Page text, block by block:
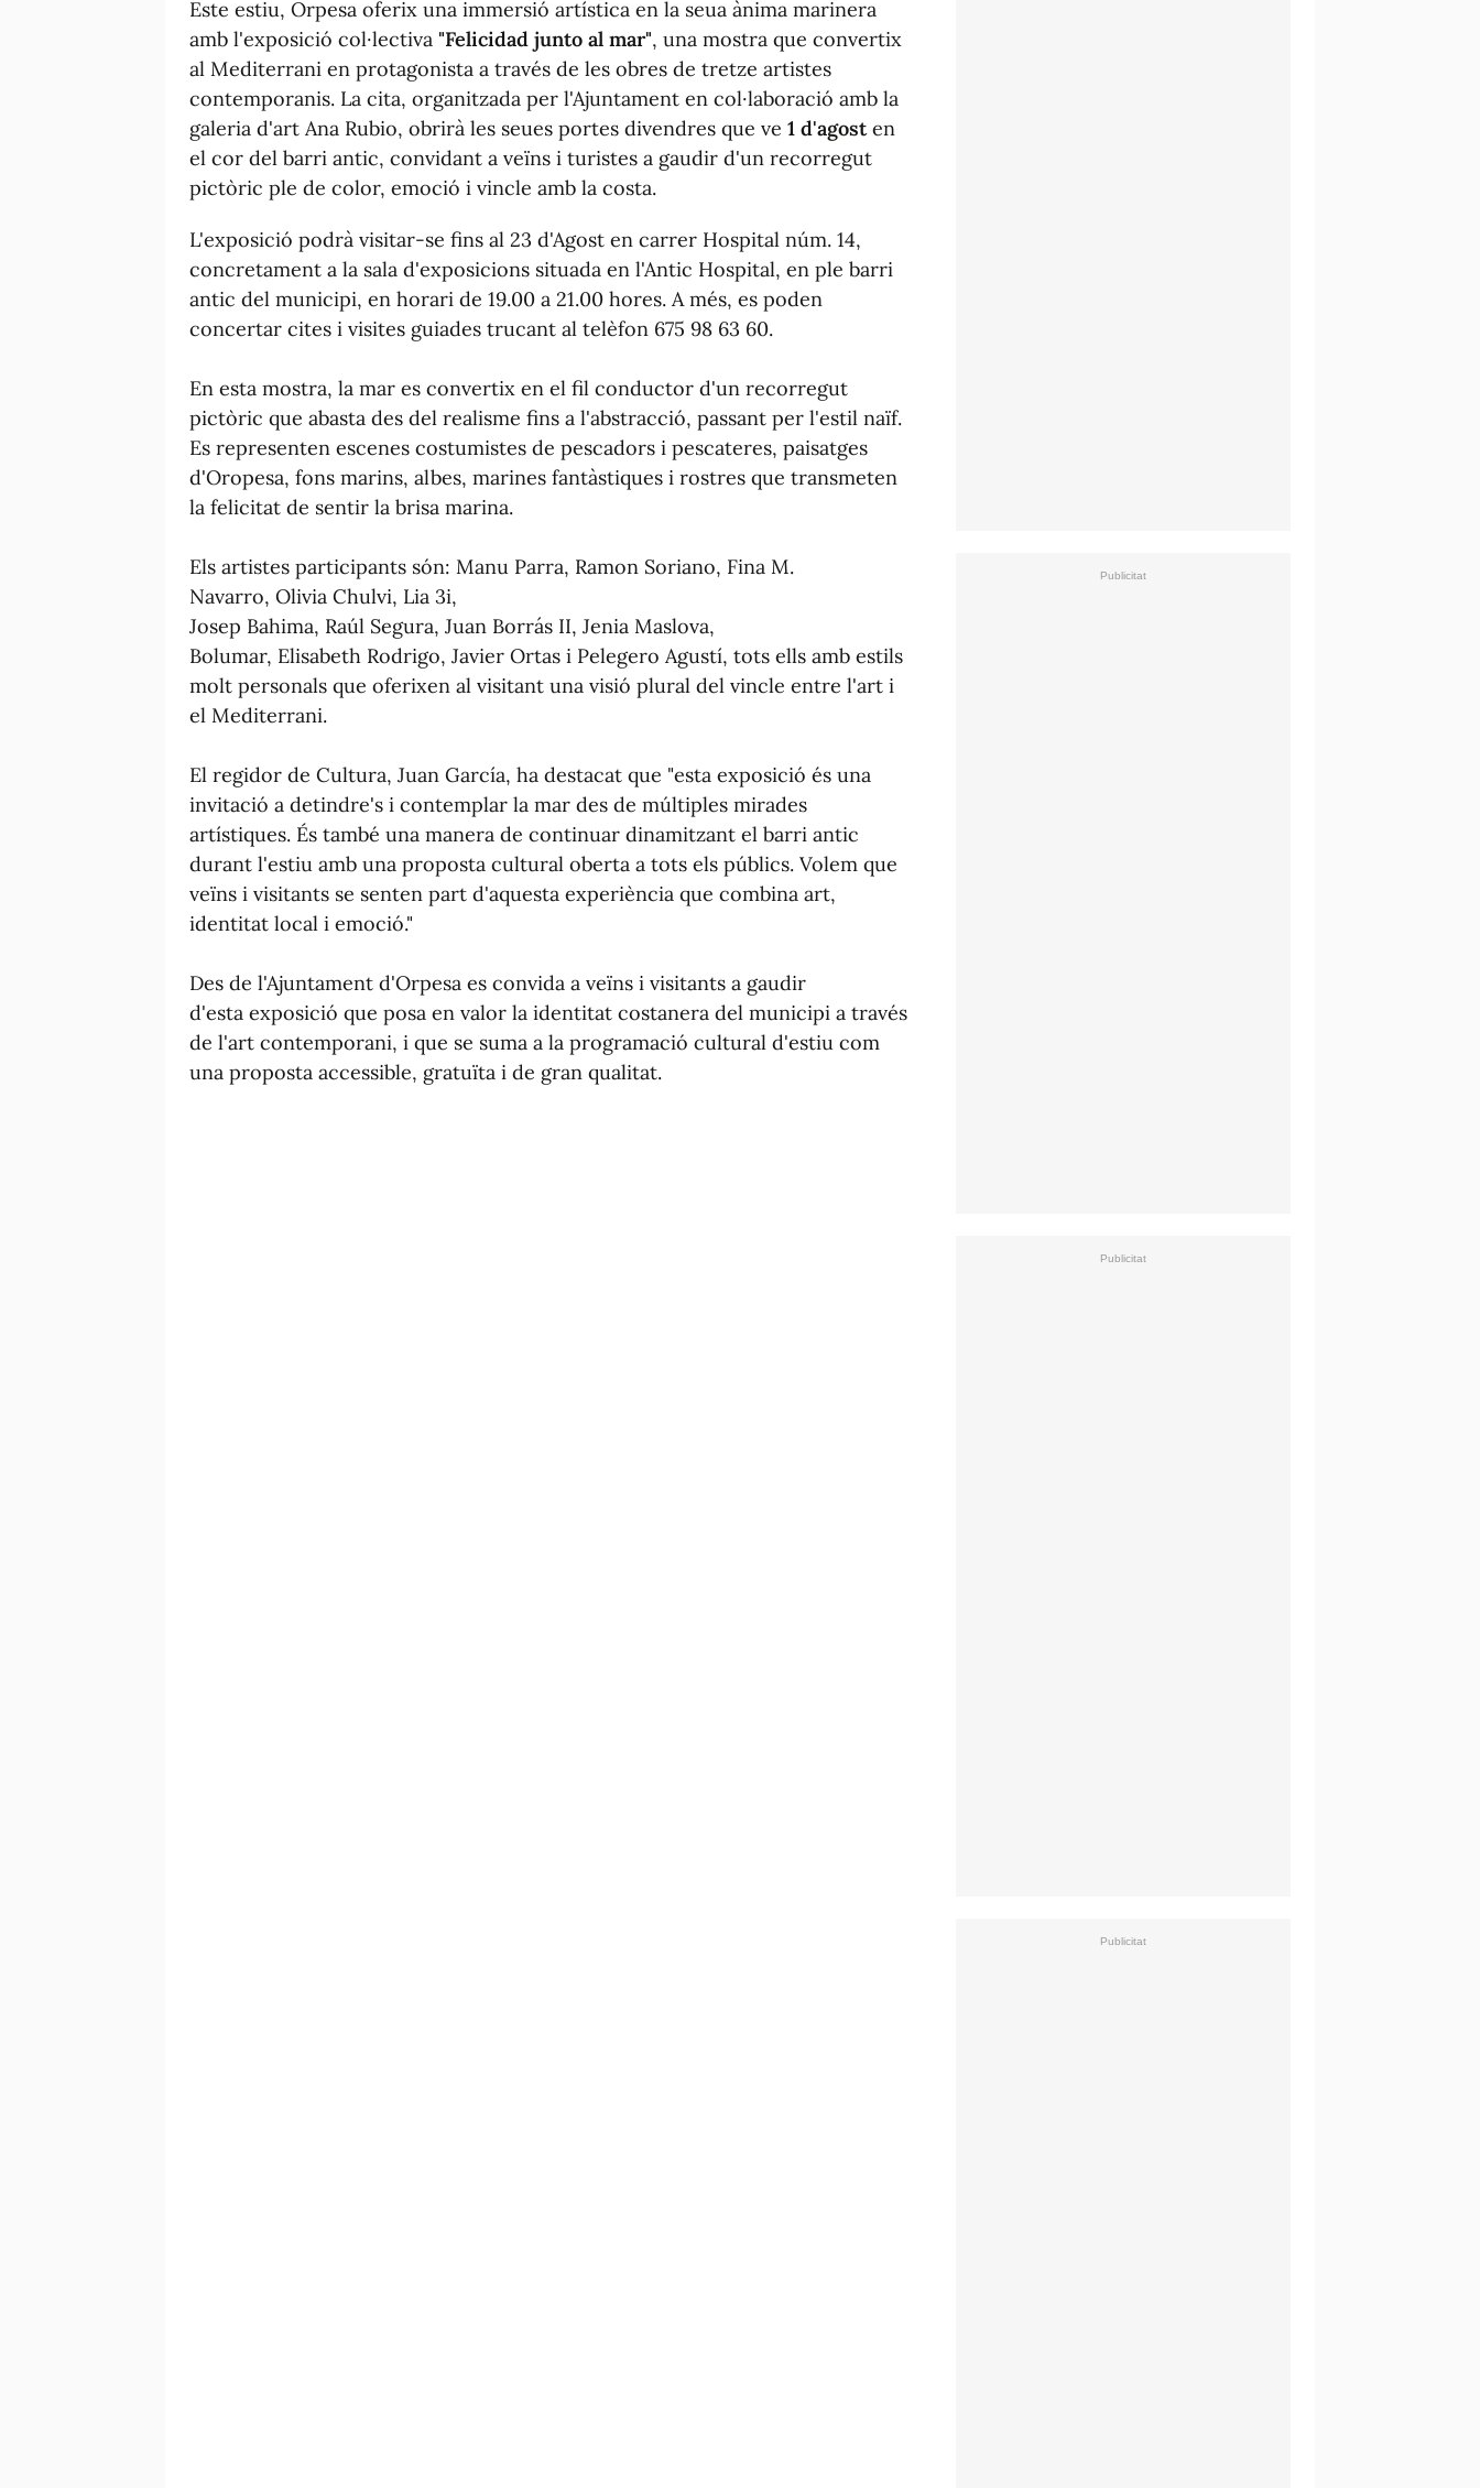
Este estiu, Orpesa oferix una immersió artística en la seua ànima marinera
amb l'exposició col·lectiva "Felicidad junto al mar", una mostra que convertix
al Mediterrani en protagonista a través de les obres de tretze artistes
contemporanis. La cita, organitzada per l'Ajuntament en col·laboració amb la
galeria d'art Ana Rubio, obrirà les seues portes divendres que ve 1 d'agosten
el cor del barri antic, convidant a veïns i turistes a gaudir d'un recorregut
pictòric ple de color, emoció i vincle amb la costa.
L'exposició podrà visitar-se fins al 23 d'Agost en carrer Hospital núm. 14,
concretament a la sala d'exposicions situada en l'Antic Hospital, en ple barri
antic del municipi, en horari de 19.00 a 21.00 hores. A més, es poden
concertar cites i visites guiades trucant al telèfon 675 98 63 60.
En esta mostra, la mar es convertix en el fil conductor d'un recorregut
pictòric que abasta des del realisme fins a l'abstracció, passant per l'estil naïf.
Es representen escenes costumistes de pescadors i pescateres, paisatges
d'Oropesa, fons marins, albes, marines fantàstiques i rostres que transmeten
la felicitat de sentir la brisa marina.
Els artistes participants són: Manu Parra, Ramon Soriano, Fina M.
Navarro, Olivia Chulvi, Lia 3i,
Josep Bahima, Raúl Segura, Juan Borrás II, Jenia Maslova,
Bolumar, Elisabeth Rodrigo, Javier Ortas i Pelegero Agustí, tots ells amb estils
molt personals que oferixen al visitant una visió plural del vincle entre l'art i
el Mediterrani.
El regidor de Cultura, Juan García, ha destacat que "esta exposició és una
invitació a detindre's i contemplar la mar des de múltiples mirades
artístiques. És també una manera de continuar dinamitzant el barri antic
durant l'estiu amb una proposta cultural oberta a tots els públics. Volem que
veïns i visitants se senten part d'aquesta experiència que combina art,
identitat local i emoció."
Des de l'Ajuntament d'Orpesa es convida a veïns i visitants a gaudir
d'esta exposició que posa en valor la identitat costanera del municipi a través
de l'art contemporani, i que se suma a la programació cultural d'estiu com
una proposta accessible, gratuïta i de gran qualitat.